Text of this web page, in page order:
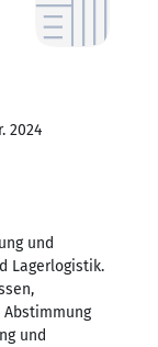
2024
und
Lagerlogistik.
Abstimmung
und